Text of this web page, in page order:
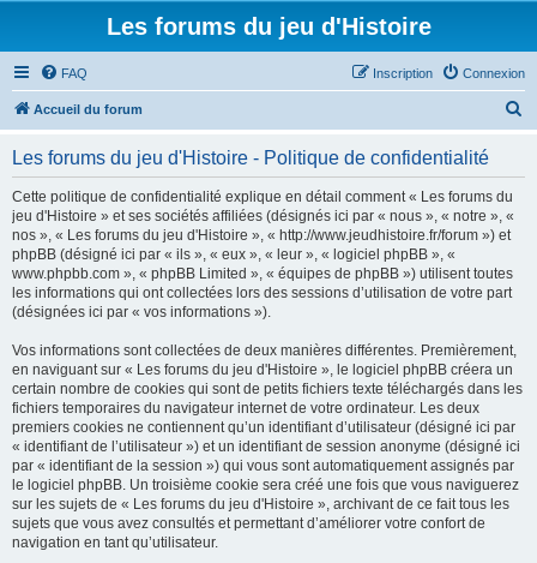
Les forums du jeu d'Histoire
FAQ Connexion
Inscription
Accueil du forum
Les forums du jeu d'Histoire - Politique de confidentialité
Cette politique de confidentialité explique en détail comment « Les forums du
jeu d'Histoire » et ses sociétés affiliées (désignés ici par « nous », « notre », «
nos », « Les forums du jeu d'Histoire », « http://www.jeudhistoire.fr/forum ») et
phpBB (désigné ici par « ils », « eux », « leur », « logiciel phpBB », «
www.phpbb.com », « phpBB Limited », « équipes de phpBB ») utilisent toutes
les informations qui ont collectées lors des sessions d’utilisation de votre part
(désignées ici par « vos informations »).
Vos informations sont collectées de deux manières différentes. Premièrement,
en naviguant sur « Les forums du jeu d'Histoire », le logiciel phpBB créera un
certain nombre de cookies qui sont de petits fichiers texte téléchargés dans les
fichiers temporaires du navigateur internet de votre ordinateur. Les deux
premiers cookies ne contiennent qu’un identifiant d’utilisateur (désigné ici par
« identifiant de l’utilisateur ») et un identifiant de session anonyme (désigné ici
par « identifiant de la session ») qui vous sont automatiquement assignés par
le logiciel phpBB. Un troisième cookie sera créé une fois que vous naviguerez
sur les sujets de « Les forums du jeu d'Histoire », archivant de ce fait tous les
sujets que vous avez consultés et permettant d’améliorer votre confort de
navigation en tant qu’utilisateur.